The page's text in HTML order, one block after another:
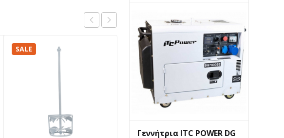
SALE SALE
29,90 €.
είναι:
27,00 €.
Γεννήτρια ITC POWER DG